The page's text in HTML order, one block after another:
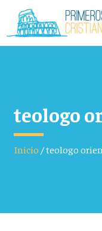
teologo
Inicio/teologo